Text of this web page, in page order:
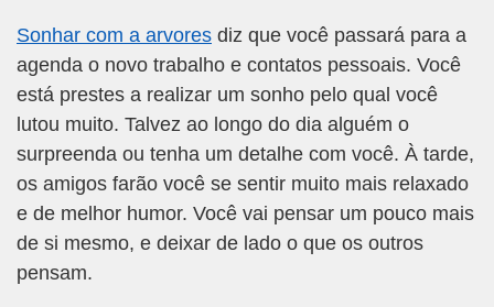
Sonhar com a arvores diz que você passará para a
agenda o novo trabalho e contatos pessoais. Você
está prestes a realizar um sonho pelo qual você
lutou muito. Talvez ao longo do dia alguém o
surpreenda ou tenha um detalhe com você. À tarde,
os amigos farão você se sentir muito mais relaxado
e de melhor humor. Você vai pensar um pouco mais
de si mesmo, e deixar de lado o que os outros
pensam.